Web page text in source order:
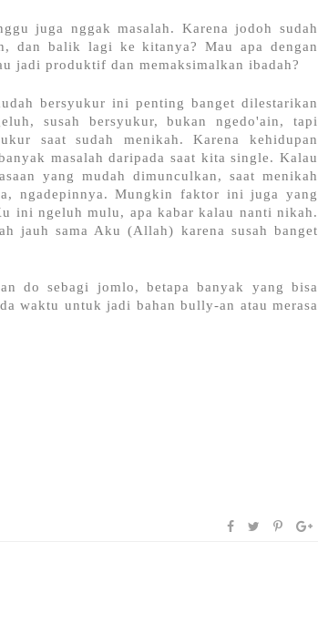
juga nggak masalah. Karena jodoh sudah
dan balik lagi ke kitanya? Mau apa dengan
jadi produktif dan memaksimalkan ibadah?
bersyukur ini penting banget dilestarikan
susah bersyukur, bukan ngedo'ain, tapi
saat sudah menikah. Karena kehidupan
masalah daripada saat kita single. Kalau
yang mudah dimunculkan, saat menikah
ngadepinnya. Mungkin faktor ini juga yang
ini ngeluh mulu, apa kabar kalau nanti nikah.
jauh sama Aku (Allah) karena susah banget
do sebagi jomlo, betapa banyak yang bisa
waktu untuk jadi bahan bully-an atau merasa